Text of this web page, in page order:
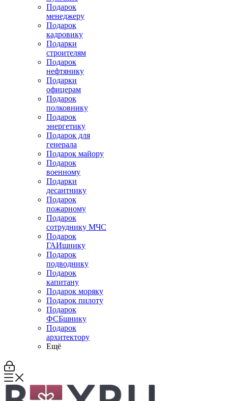
Подарок
менеджеру
Подарок
кадровику
Подарки
строителям
Подарок
нефтянику
Подарки
офицерам
Подарок
полковнику
Подарок
энергетику
Подарок для
генерала
Подарок майору
Подарок
военному
Подарки
десантнику
Подарок
пожарному
Подарок
сотруднику МЧС
Подарок
ГАИшнику
Подарок
подводнику
Подарок
капитану
Подарок моряку
Подарок пилоту
Подарок
ФСБшнику
Подарок
архитектору
Ещё